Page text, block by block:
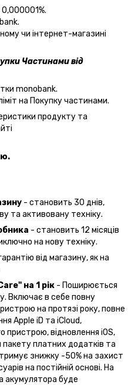
0,000001%.
чи інтернет-магазині
Частинами від
monobank.
на Покупку частинами.
продукту та
- становить 30 днів,
та активовану техніку.
- становить 12 місяців
на нову техніку.
від магазину, як на
на 1 рік - Поширюється
Включає в себе повну
на протязі року, повне
Apple iD та iCloud,
пристрою, відновлення іOS,
платних додатків та
знижку -50% на захист
на постійній основі. На
акумулятора буде